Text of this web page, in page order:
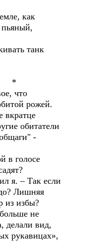
как
пьяный,
танк
что
рожей.
вкратце
обитатели
-
в голосе
я. – Так если
Лишняя
из избы?
не
делали вид,
рукавицах»,